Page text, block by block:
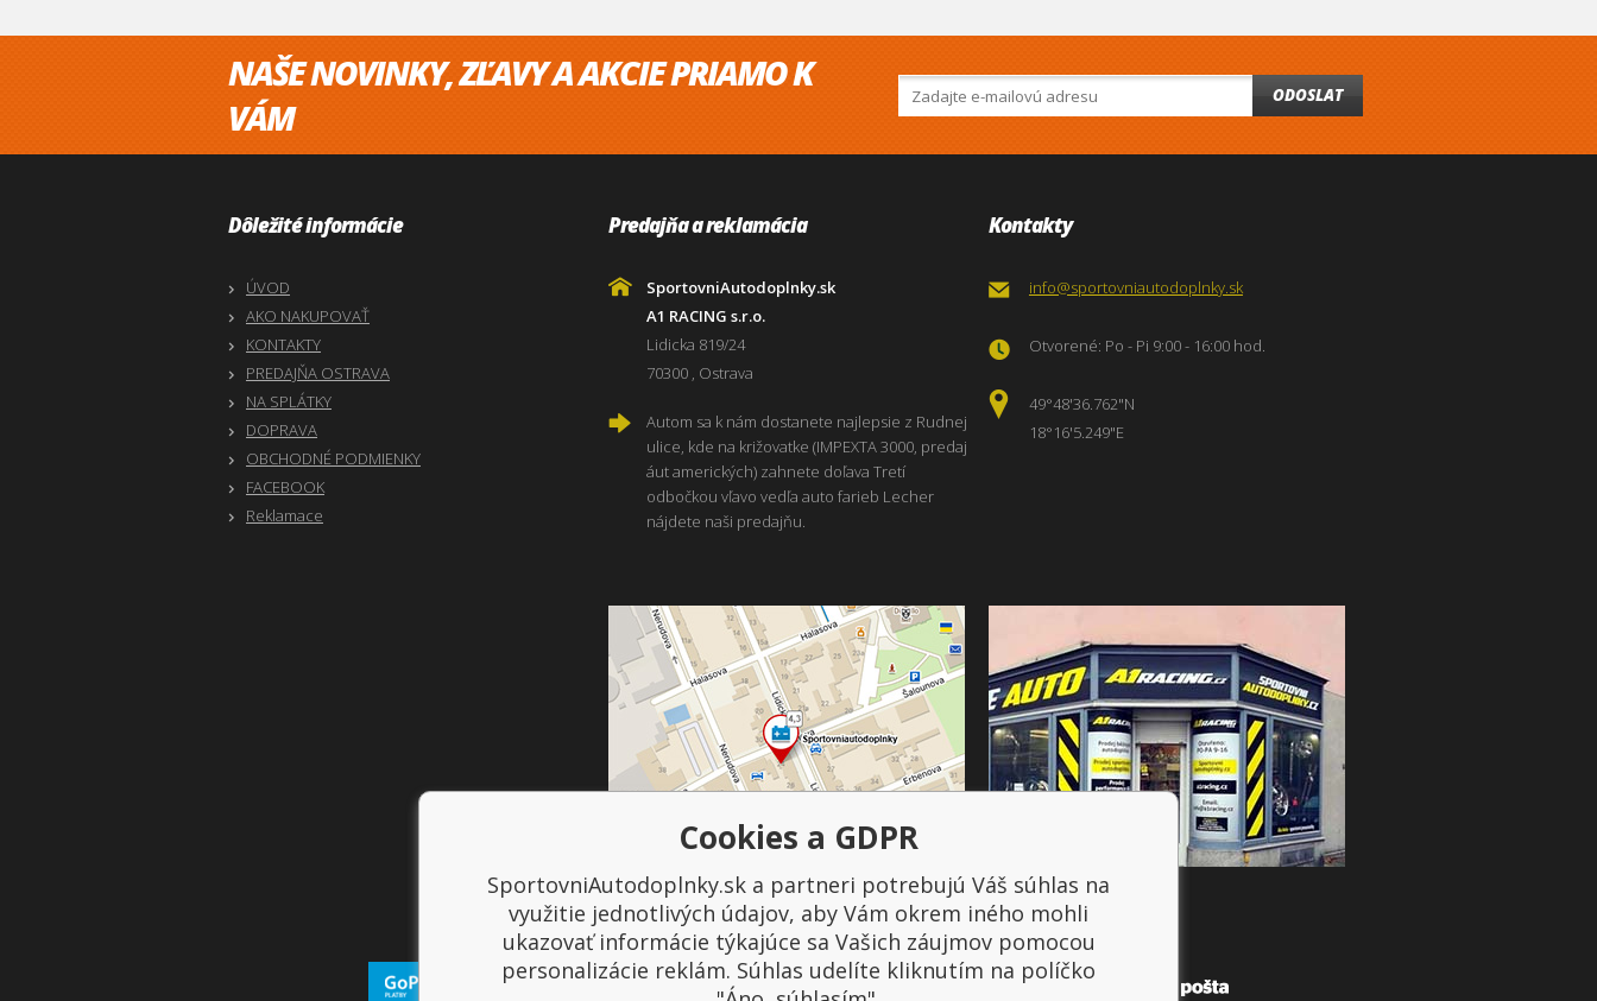
NAŠE NOVINKY, ZĽAVY A AKCIE PRIAMO K
VÁM
ODOSLAT
Dôležité informácie
ÚVOD
AKO NAKUPOVAŤ
KONTAKTY
PREDAJŇA OSTRAVA
NA SPLÁTKY
DOPRAVA
OBCHODNÉ PODMIENKY
FACEBOOK
Reklamace
Predajňa a reklamácia
SportovniAutodoplnky.sk
A1 RACING s.r.o.
Lidicka 819/24
70300 , Ostrava
Autom sa k nám dostanete najlepsie z Rudnej
ulice, kde na križovatke (IMPEXTA 3000, predaj
áut amerických) zahnete doľava Tretí
odbočkou vľavo vedľa auto farieb Lecher
nájdete naši predajňu.
Kontakty
info@sportovniautodoplnky.sk
Otvorené: Po - Pi 9:00 - 16:00 hod.
49°48'36.762"N
18°16'5.249"E
Platba a doprava
Cookies a GDPR
SportovniAutodoplnky.sk a partneri potrebujú Váš súhlas na
využitie jednotlivých údajov, aby Vám okrem iného mohli
ukazovať informácie týkajúce sa Vašich záujmov pomocou
personalizácie reklám. Súhlas udelíte kliknutím na políčko